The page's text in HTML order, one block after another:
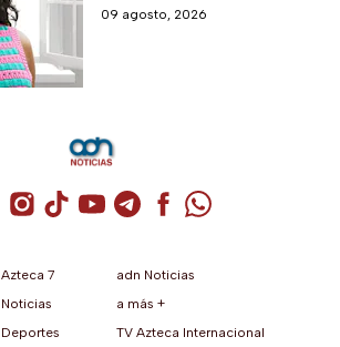
puede ayudar a salvar vidas,
09 agosto, 2026
Cuenta de X / Twitter (se abre en una
Cuenta de Instagram (se abre en una
Cuenta de TikTok (se abre en
Cuenta de YouTube (se abre
Cuenta de Telegram (se
Cuenta de
Cuenta de
Azteca 7
Noticias
Deportes
adn Noticias
a más +
TV Azteca Internacional